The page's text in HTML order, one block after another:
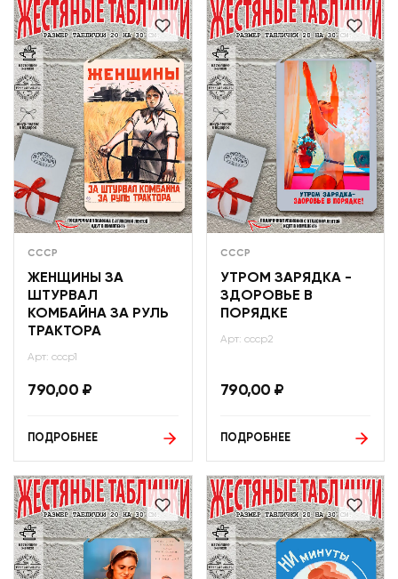
СССР
ЖЕНЩИНЫ ЗА
ШТУРВАЛ
КОМБАЙНА ЗА РУЛЬ
ТРАКТОРА
Арт: ссср1
790,00 ₽
ПОДРОБНЕЕ
СССР
УТРОМ ЗАРЯДКА -
ЗДОРОВЬЕ В
ПОРЯДКЕ
Арт: ссср2
790,00 ₽
ПОДРОБНЕЕ